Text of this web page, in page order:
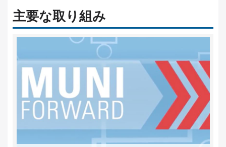
主要な取り組み